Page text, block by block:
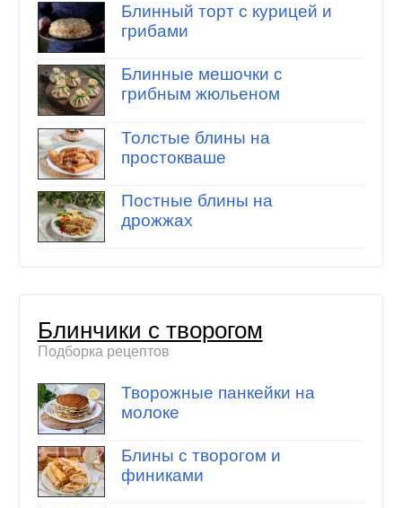
Блинный торт с курицей и
грибами
Блинные мешочки с
грибным жюльеном
Толстые блины на
простокваше
Постные блины на
дрожжах
Блинчики с творогом
Подборка рецептов
Творожные панкейки на
молоке
Блины с творогом и
финиками